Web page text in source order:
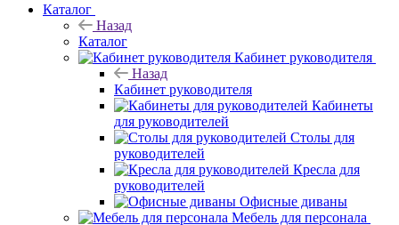
Каталог
Назад
Каталог
Кабинет руководителя
Назад
Кабинет руководителя
Кабинеты
для руководителей
Столы для
руководителей
Кресла для
руководителей
Офисные диваны
Мебель для персонала